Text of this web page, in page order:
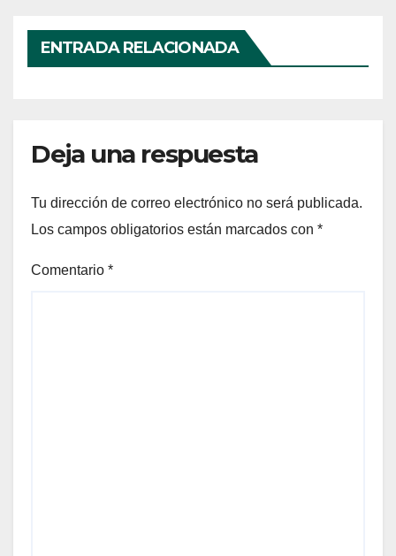
ENTRADA RELACIONADA
Deja una respuesta
Tu dirección de correo electrónico no será publicada.
Los campos obligatorios están marcados con *
Comentario *